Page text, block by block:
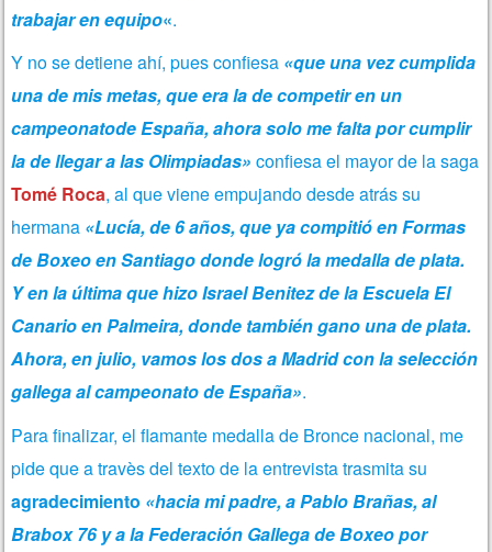
trabajar en equipo«.
Y no se detiene ahí, pues confiesa «que una vez cumplida
una de mis metas, que era la de competir en un
campeonatode España, ahora solo me falta por cumplir
la de llegar a las Olimpiadas» confiesa el mayor de la saga
Tomé Roca, al que viene empujando desde atrás su
hermana «Lucía, de 6 años, que ya compitió en Formas
de Boxeo en Santiago donde logró la medalla de plata.
Y en la última que hizo Israel Benitez de la Escuela El
Canario en Palmeira, donde también gano una de plata.
Ahora, en julio, vamos los dos a Madrid con la selección
gallega al campeonato de España».
Para finalizar, el flamante medalla de Bronce nacional, me
pide que a travès del texto de la entrevista trasmita su
agradecimiento «hacia mi padre, a Pablo Brañas, al
Brabox 76 y a la Federación Gallega de Boxeo por